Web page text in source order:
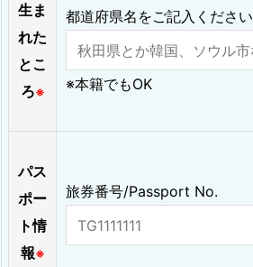
生ま
れた
とこ
ろ※
都道府県名をご記入ください
※本籍でもOK
パス
ポー
ト情
報※
旅券番号/Passport No.